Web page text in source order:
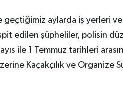
geçtiğimiz aylarda iş yerleri ve
edilen şüpheliler, polisin
ile 1 Temmuz tarihleri
Kaçakçılık ve Organize